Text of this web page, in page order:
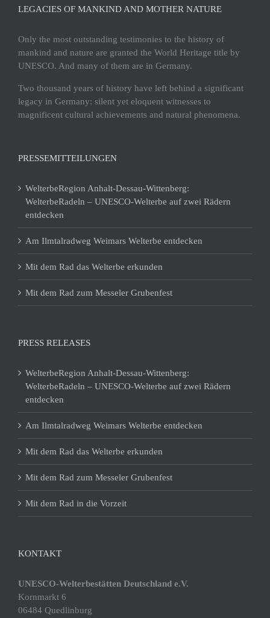
LEGACIES OF MANKIND AND MOTHER NATURE
Only the most outstanding testimonies to the history of
mankind and nature are granted the World Heritage title by
UNESCO. And many of them are in Germany.
Two thousand years of history have left behind a significant
legacy in Germany: silent yet eloquent witnesses to
magnificent cultural achievements and natural phenomena.
PRESSEMITTEILUNGEN
WelterbeRegion Anhalt-Dessau-Wittenberg:
WelterbeRadeln – UNESCO-Welterbe auf zwei Rädern
entdecken
Am Ilmtalradweg Weimars Welterbe entdecken
Mit dem Rad das Welterbe erkunden
Mit dem Rad zum Messeler Grubenfest
PRESS RELEASES
WelterbeRegion Anhalt-Dessau-Wittenberg:
WelterbeRadeln – UNESCO-Welterbe auf zwei Rädern
entdecken
Am Ilmtalradweg Weimars Welterbe entdecken
Mit dem Rad das Welterbe erkunden
Mit dem Rad zum Messeler Grubenfest
Mit dem Rad in die Vorzeit
KONTAKT
UNESCO-Welterbestätten Deutschland e.V.
Kornmarkt 6
06484 Quedlinburg